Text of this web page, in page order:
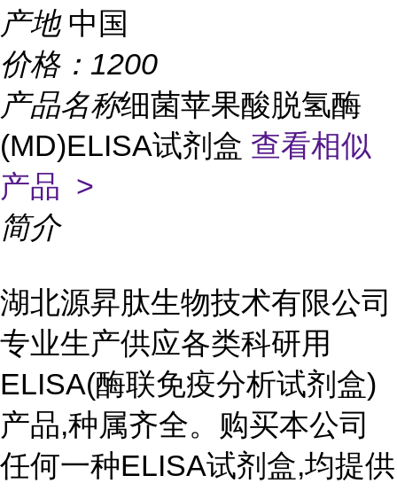
产地 中国
价格： 1200
产品名称细菌苹果酸脱氢酶
(MD)ELISA试剂盒 查看相似
产品 >
简介
湖北源昇肽生物技术有限公司
专业生产供应各类科研用
ELISA(酶联免疫分析试剂盒)
产品,种属齐全。购买本公司
任何一种ELISA试剂盒,均提供